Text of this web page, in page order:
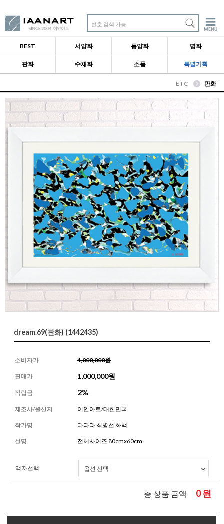
번호 검색 가능
BEST 서양화 동양화 명화
판화 수채화 소품 특별기획
ETC 판화
dream.69(판화) (1442435)
소비자가 1,000,000원
판매가 1,000,000원
적립금 2%
제조사/원산지 이안아트/대한민국
작가명 다타라 최병선 화백
설명 전체사이즈 80cmx60cm
액자선택
총 상품 금액 0원